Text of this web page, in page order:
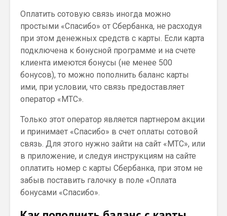
Оплатить сотовую связь иногда можно
простыми «Спасибо» от Сбербанка, не расходуя
при этом денежных средств с карты. Если карта
подключена к бонусной программе и на счете
клиента имеются бонусы (не менее 500
бонусов), то можно пополнить баланс карты
ими, при условии, что связь предоставляет
оператор «МТС».
Только этот оператор является партнером акции
и принимает «Спасибо» в счет оплаты сотовой
связь. Для этого нужно зайти на сайт «МТС», или
в приложение, и следуя инструкциям на сайте
оплатить номер с карты Сбербанка, при этом не
забыв поставить галочку в поле «Оплата
бонусами «Спасибо».